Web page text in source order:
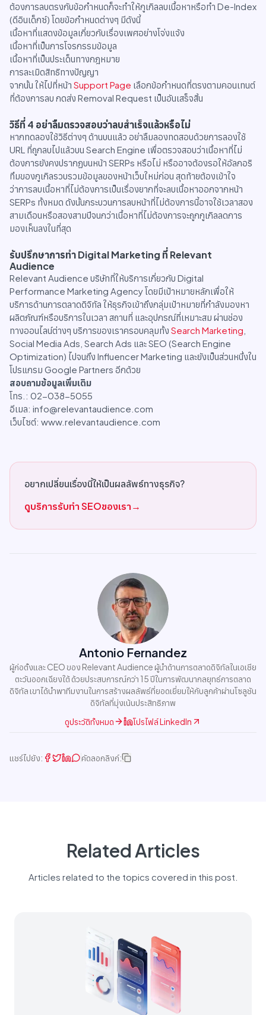
ต้องการลบตรงกับข้อกำหนดก็จะทำให้กูเกิลลบเนื้อหาหรือทำ De-Index
(ดีอินเด็กซ์) โดยข้อกำหนดต่างๆ มีดังนี้
เนื้อหาที่แสดงข้อมูลเกี่ยวกับเรื่องเพศอย่างโจ่งแจ้ง
เนื้อหาที่เป็นการโจรกรรมข้อมูล
เนื้อหาที่เป็นประเด็นทางกฎหมาย
การละเมิดสิทธิทางปัญญา
จากนั้น ให้ไปที่หน้า Support Page เลือกข้อกำหนดที่ตรงตามคอนเทนต์
ที่ต้องการลบ กดส่ง Removal Request เป็นอันเสร็จสิ้น
วิธีที่ 4 อย่าลืมตรวจสอบว่าลบสำเร็จแล้วหรือไม่
หากทดลองใช้วิธีต่างๆ ด้านบนแล้ว อย่าลืมลองทดสอบด้วยการลองใช้
URL ที่ถูกลบไปแล้วบน Search Engine เพื่อตรวจสอบว่าเนื้อหาที่ไม่
ต้องการยังคงปรากฏบนหน้า SERPs หรือไม่ หรืออาจต้องรอให้อัลกอริ
ทึมของกูเกิลรวบรวมข้อมูลของหน้าเว็บใหม่ก่อน สุดท้ายต้องเข้าใจ
ว่าการลบเนื้อหาที่ไม่ต้องการเป็นเรื่องยากที่จะลบเนื้อหาออกจากหน้า
SERPs ทั้งหมด ดังนั้นกระบวนการลบหน้าที่ไม่ต้องการนี้อาจใช้เวลาสอง
สามเดือนหรือสองสามปีจนกว่าเนื้อหาที่ไม่ต้องการจะถูกกูเกิลลดการ
มองเห็นลงในที่สุด
รับปรึกษาการทำ Digital Marketing ที่ Relevant
Audience
Relevant Audience บริษัทที่ให้บริการเกี่ยวกับ Digital
Performance Marketing Agency โดยมีเป้าหมายหลักเพื่อให้
บริการด้านการตลาดดิจิทัล ให้ธุรกิจเข้าถึงกลุ่มเป้าหมายที่กำลังมองหา
ผลิตภัณฑ์หรือบริการในเวลา สถานที่ และอุปกรณ์ที่เหมาะสม ผ่านช่อง
ทางออนไลน์ต่างๆ บริการของเราครอบคลุมทั้ง Search Marketing
Social Media Ads, Search Ads และ SEO (Search Engine
Optimization) ไปจนถึง Influencer Marketing และยังเป็นส่วนหนึ่งใน
โปรแกรม Google Partners อีกด้วย
สอบถามข้อมูลเพิ่มเติม
โทร.: 02-038-5055
อีเมล: info@relevantaudience.com
เว็บไซต์: www.relevantaudience.com
อยากเปลี่ยนเรื่องนี้ให้เป็นผลลัพธ์ทางธุรกิจ?
ดูบริการรับทำ SEOของเรา→
Antonio Fernandez
ผู้ก่อตั้งและ CEO ของ Relevant Audience ผู้นำด้านการตลาดดิจิทัลในเอเชีย
ตะวันออกเฉียงใต้ ด้วยประสบการณ์กว่า 15 ปีในการพัฒนากลยุทธ์การตลาด
ดิจิทัล เขาได้นำพาทีมงานในการสร้างผลลัพธ์ที่ยอดเยี่ยมให้กับลูกค้าผ่านโซลูชัน
ดิจิทัลที่มุ่งเน้นประสิทธิภาพ
ดูประวัติทั้งหมด
โปรไฟล์ LinkedIn
แชร์ไปยัง: คัดลอกลิงก์:
Related Articles
Articles related to the topics covered in this post.